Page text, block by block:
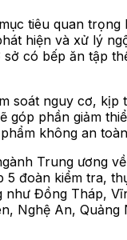
tiêu quan trọng
hiện và xử lý
sở có bếp ăn tập
soát nguy cơ, kịp
góp phần giảm
không an
Trung ương
5 đoàn kiểm tra,
như Đồng Tháp,
Nghệ An, Quảng